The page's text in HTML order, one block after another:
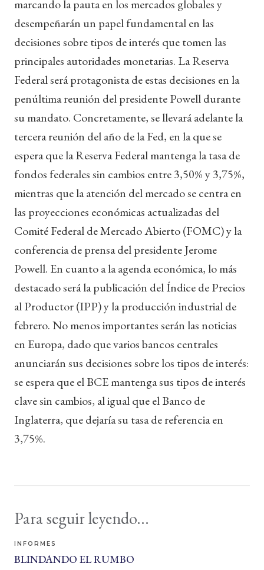
marcando la pauta en los mercados globales y
desempeñarán un papel fundamental en las
decisiones sobre tipos de interés que tomen las
principales autoridades monetarias. La Reserva
Federal será protagonista de estas decisiones en la
penúltima reunión del presidente Powell durante
su mandato. Concretamente, se llevará adelante la
tercera reunión del año de la Fed, en la que se
espera que la Reserva Federal mantenga la tasa de
fondos federales sin cambios entre 3,50% y 3,75%,
mientras que la atención del mercado se centra en
las proyecciones económicas actualizadas del
Comité Federal de Mercado Abierto (FOMC) y la
conferencia de prensa del presidente Jerome
Powell. En cuanto a la agenda económica, lo más
destacado será la publicación del Índice de Precios
al Productor (IPP) y la producción industrial de
febrero. No menos importantes serán las noticias
en Europa, dado que varios bancos centrales
anunciarán sus decisiones sobre los tipos de interés:
se espera que el BCE mantenga sus tipos de interés
clave sin cambios, al igual que el Banco de
Inglaterra, que dejaría su tasa de referencia en
3,75%.
Para seguir leyendo...
INFORMES
BLINDANDO EL RUMBO